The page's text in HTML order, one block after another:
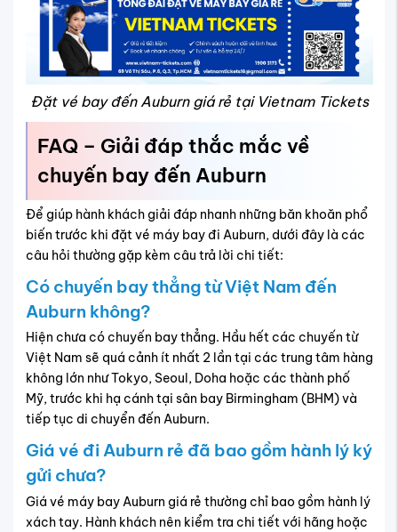
Đặt vé bay đến Auburn giá rẻ tại Vietnam Tickets
FAQ – Giải đáp thắc mắc về
chuyến bay đến Auburn
Để giúp hành khách giải đáp nhanh những băn khoăn phổ
biến trước khi đặt vé máy bay đi Auburn, dưới đây là các
câu hỏi thường gặp kèm câu trả lời chi tiết:
Có chuyến bay thẳng từ Việt Nam đến
Auburn không?
Hiện chưa có chuyến bay thẳng. Hầu hết các chuyến từ
Việt Nam sẽ quá cảnh ít nhất 2 lần tại các trung tâm hàng
không lớn như Tokyo, Seoul, Doha hoặc các thành phố
Mỹ, trước khi hạ cánh tại sân bay Birmingham (BHM) và
tiếp tục di chuyển đến Auburn.
Giá vé đi Auburn rẻ đã bao gồm hành lý ký
gửi chưa?
Giá vé máy bay Auburn giá rẻ thường chỉ bao gồm hành lý
xách tay. Hành khách nên kiểm tra chi tiết với hãng hoặc